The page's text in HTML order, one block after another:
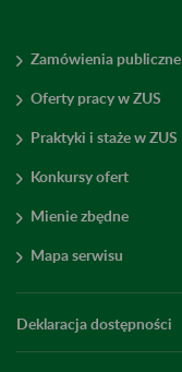
Zamówienia publiczne
Oferty pracy w ZUS
Praktyki i staże w ZUS
Konkursy ofert
Mienie zbędne
Mapa serwisu
Deklaracja dostępności